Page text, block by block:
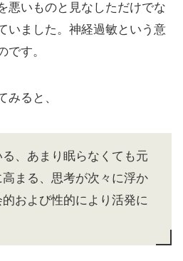
悪いものと見なしただけでな
いました。神経過敏という意
です。
ると、
、あまり眠らなくても元
まる、思考が次々に浮か
および性的により活発に